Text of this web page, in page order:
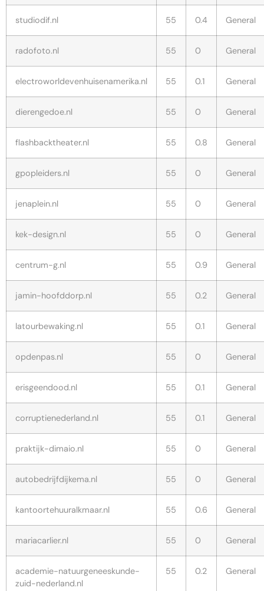
studiodif.nl 55 0.4 General
radofoto.nl 55 0 General
electroworldevenhuisenamerika.nl 55 0.1 General
dierengedoe.nl 55 0 General
flashbacktheater.nl 55 0.8 General
gpopleiders.nl 55 0 General
jenaplein.nl 55 0 General
kek-design.nl 55 0 General
centrum-g.nl 55 0.9 General
jamin-hoofddorp.nl 55 0.2 General
latourbewaking.nl 55 0.1 General
opdenpas.nl 55 0 General
erisgeendood.nl 55 0.1 General
corruptienederland.nl 55 0.1 General
praktijk-dimaio.nl 55 0 General
autobedrijfdijkema.nl 55 0 General
kantoortehuuralkmaar.nl 55 0.6 General
mariacarlier.nl 55 0 General
academie-natuurgeneeskunde-
zuid-nederland.nl
55 0.2 General